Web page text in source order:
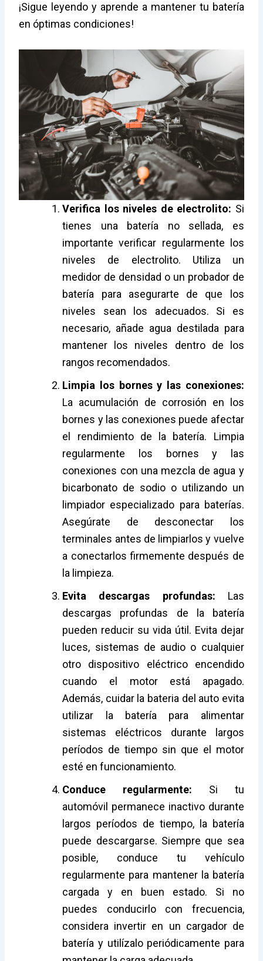
¡Sigue leyendo y aprende a mantener tu batería
en óptimas condiciones!
Verifica los niveles de electrolito: Si
tienes una batería no sellada, es
importante verificar regularmente los
niveles de electrolito. Utiliza un
medidor de densidad o un probador de
batería para asegurarte de que los
niveles sean los adecuados. Si es
necesario, añade agua destilada para
mantener los niveles dentro de los
rangos recomendados.
Limpia los bornes y las conexiones:
La acumulación de corrosión en los
bornes y las conexiones puede afectar
el rendimiento de la batería. Limpia
regularmente los bornes y las
conexiones con una mezcla de agua y
bicarbonato de sodio o utilizando un
limpiador especializado para baterías.
Asegúrate de desconectar los
terminales antes de limpiarlos y vuelve
a conectarlos firmemente después de
la limpieza.
Evita descargas profundas: Las
descargas profundas de la batería
pueden reducir su vida útil. Evita dejar
luces, sistemas de audio o cualquier
otro dispositivo eléctrico encendido
cuando el motor está apagado.
Además, cuidar la bateria del auto evita
utilizar la batería para alimentar
sistemas eléctricos durante largos
períodos de tiempo sin que el motor
esté en funcionamiento.
Conduce regularmente: Si tu
automóvil permanece inactivo durante
largos períodos de tiempo, la batería
puede descargarse. Siempre que sea
posible, conduce tu vehículo
regularmente para mantener la batería
cargada y en buen estado. Si no
puedes conducirlo con frecuencia,
considera invertir en un cargador de
batería y utilízalo periódicamente para